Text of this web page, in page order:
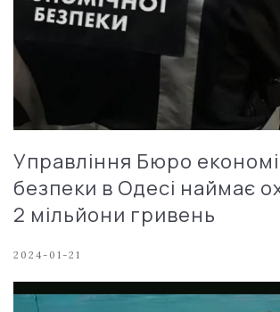
Управління Бюро
безпеки в Одесі наймає
2 мільйони гривень
2024-01-21